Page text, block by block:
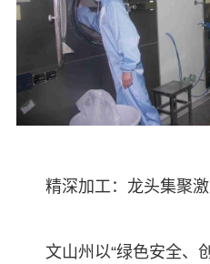
精深加工：龙头集聚
文山州以“绿色安全、